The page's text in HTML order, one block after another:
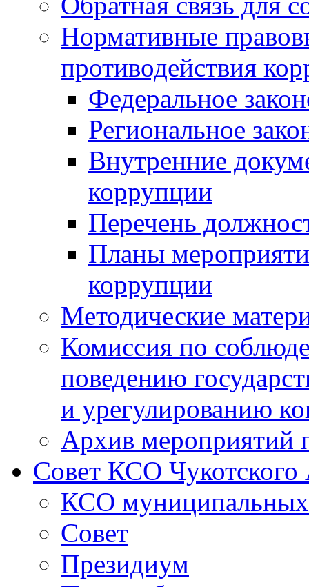
Нормативные
противодействия
Федеральное
Региональное
Внутренние
коррупции
Перечень
Планы
коррупции
Методические
Комиссия по
поведению
и урегулированию
Архив мероприятий
Совет КСО
КСО муниципальных
Совет
Президиум